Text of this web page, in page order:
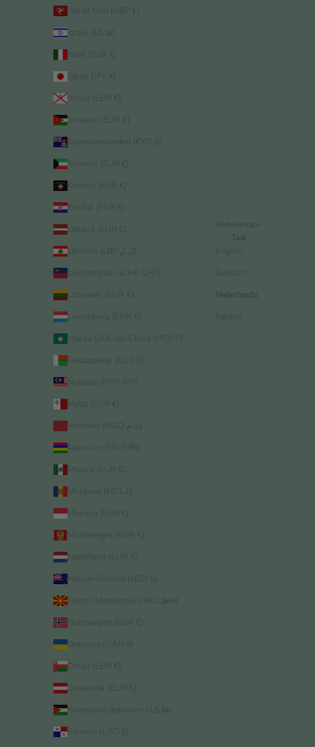
Isle of Man (GBP £)
Israël (ILS ₪)
Italië (EUR €)
Japan (JPY ¥)
Jersey (EUR €)
Jordanië (EUR €)
Kaaimaneilanden (KYD $)
Koeweit (EUR €)
Kroatië (EUR €)
Letland (EUR €)
Liechtenstein (CHF CHF)
Litouwen (EUR €)
Luxemburg (EUR €)
Macau SAR van China (MOP P)
Madagaskar (EUR €)
Maleisië (MYR RM)
Malta (EUR €)
Mauritius (MUR ₨)
Mexico (EUR €)
Moldavië (MDL L)
Monaco (EUR €)
Montenegro (EUR €)
Nederland (EUR €)
Nieuw-Zeeland (NZD $)
Noord-Macedonië (MKD ден)
Noorwegen (EUR €)
Oekraïne (UAH ₴)
Oman (EUR €)
Oostenrijk (EUR €)
Palestijnse gebieden (ILS ₪)
Panama (USD $)
Nederlands
Taal
English
Deutsch
Nederlands
Italiano